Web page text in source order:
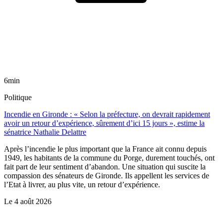
6min
Politique
Incendie en Gironde : « Selon la préfecture, on devrait rapidement
avoir un retour d’expérience, sûrement d’ici 15 jours », estime la
sénatrice Nathalie Delattre
Après l’incendie le plus important que la France ait connu depuis
1949, les habitants de la commune du Porge, durement touchés, ont
fait part de leur sentiment d’abandon. Une situation qui suscite la
compassion des sénateurs de Gironde. Ils appellent les services de
l’Etat à livrer, au plus vite, un retour d’expérience.
Le 4 août 2026